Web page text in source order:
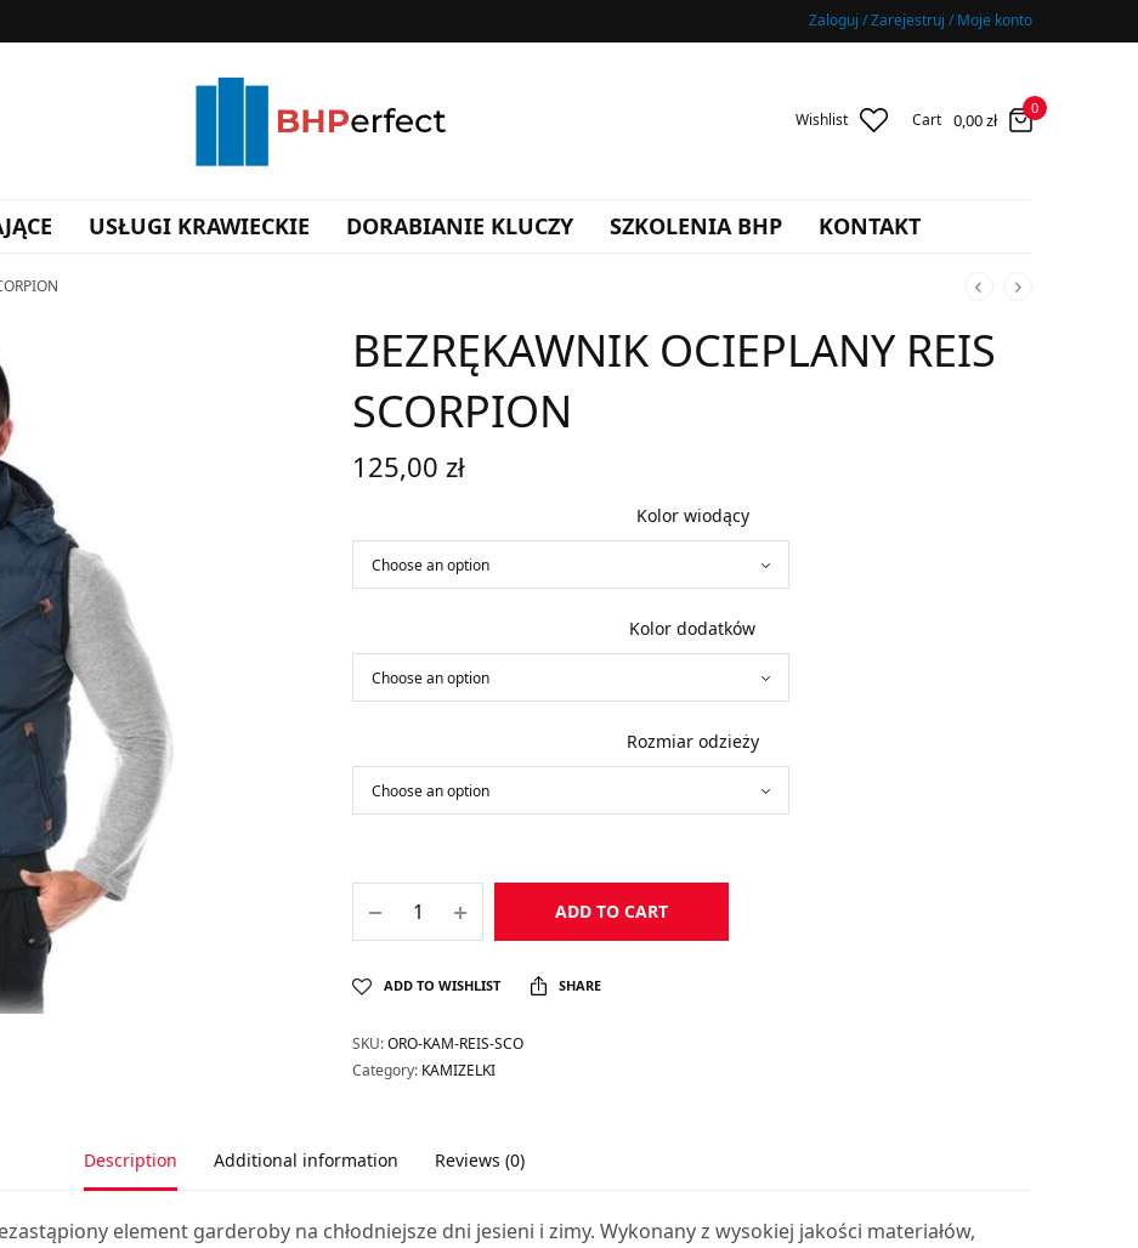
Zaloguj / Zarejestruj / Moje konto
Wishlist Cart 0,00zł
0
USŁUGI KRAWIECKIE DORABIANIE KLUCZY SZKOLENIA BHP KONTAKT
BEZRĘKAWNIK OCIEPLANY REIS
SCORPION
125,00 zł
Kolor wiodący
Kolor dodatków
Rozmiar odzieży
ADD TO CART
ADD TO WISHLIST SHARE
SKU:ORO-KAM-REIS-SCO
Category: KAMIZELKI
Description Additional information Reviews (0)
element garderoby na chłodniejsze dni jesieni i zimy. Wykonany z wysokiej jakości materiałów,